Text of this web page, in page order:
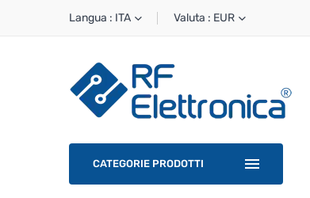
Langua : ITA Valuta : EUR
CATEGORIE PRODOTTI